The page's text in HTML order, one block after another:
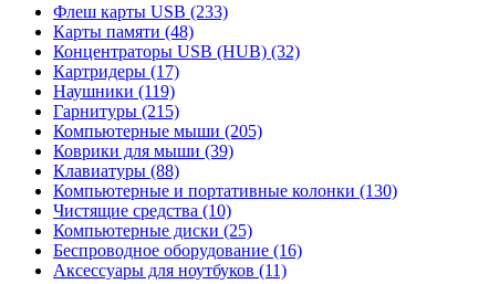
Флеш карты USB (233)
Карты памяти (48)
Концентраторы USB (HUB) (32)
Картридеры (17)
Наушники (119)
Гарнитуры (215)
Компьютерные мыши (205)
Коврики для мыши (39)
Клавиатуры (88)
Компьютерные и портативные колонки (130)
Чистящие средства (10)
Компьютерные диски (25)
Беспроводное оборудование (16)
Аксессуары для ноутбуков (11)